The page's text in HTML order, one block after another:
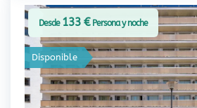
Disponible
Desde 133 €Persona y noche